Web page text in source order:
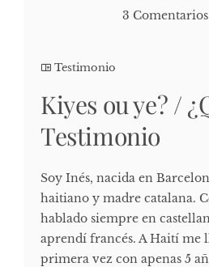
3 Comentarios
Testimonio
Kiyes ou ye? /
Testimonio
Soy Inés, nacida en
haitiano y madre catalana.
hablado siempre en
aprendí francés. A Haití me
primera vez con apenas 5